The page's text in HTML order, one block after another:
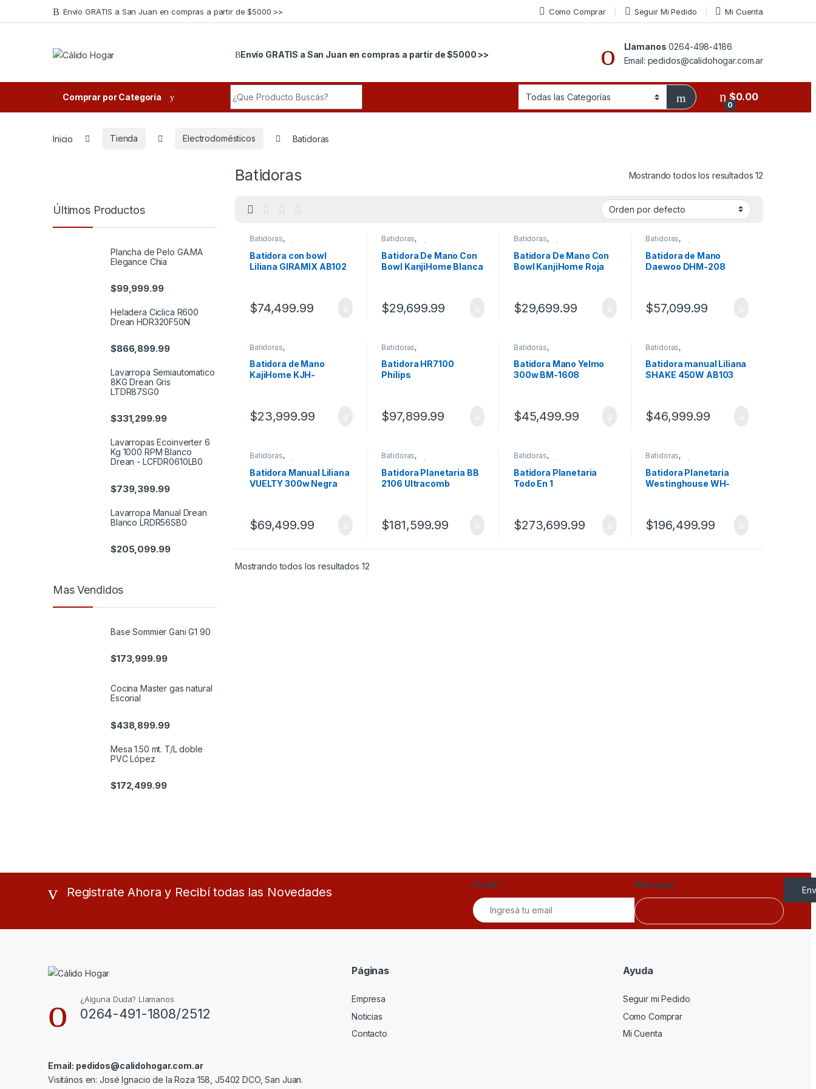
Skip to navigation
Skip to content Envío GRATIS a San Juan en compras a partir de $5000 >> Como Comprar Seguir Mi Pedido Mi Cuenta
Envío GRATIS a San Juan en compras a partir de $5000 >>
Llamanos 0264-498-4186
Email: pedidos@calidohogar.com.ar
Comprar por Categoría
0
$0.00
Inicio Tienda Electrodomésticos Batidoras
Batidoras Mostrando todos los resultados 12
Batidoras,
Electrodomésticos
Batidora con bowl
Liliana GIRAMIX AB102
$74,499.99
Batidoras,
Electrodomésticos
Batidora De Mano Con
Bowl KanjiHome Blanca
$29,699.99
Batidoras,
Electrodomésticos
Batidora De Mano Con
Bowl KanjiHome Roja
$29,699.99
Batidoras,
Electrodomésticos
Batidora de Mano
Daewoo DHM-208
$57,099.99
Batidoras,
Electrodomésticos
Batidora de Mano
KajiHome KJH-
$23,999.99
Batidoras,
Electrodomésticos
Batidora HR7100
Philips
$97,899.99
Batidoras,
Electrodomésticos
Batidora Mano Yelmo
300w BM-1608
$45,499.99
Batidoras,
Electrodomésticos
Batidora manual Liliana
SHAKE 450W AB103
$46,999.99
Batidoras,
Electrodomésticos
Batidora Manual Liliana
VUELTY 300w Negra
$69,499.99
Batidoras,
Electrodomésticos
Batidora Planetaria BB
2106 Ultracomb
$181,599.99
Batidoras,
Electrodomésticos
Batidora Planetaria
Todo En 1
$273,699.99
Batidoras,
Electrodomésticos
Batidora Planetaria
Westinghouse WH-
$196,499.99
Mostrando todos los resultados 12
Últimos Productos
Plancha de Pelo GA.MA
Elegance Chia
$99,999.99
Heladera Ciclica R600
Drean HDR320F50N
$866,899.99
Lavarropa Semiautomatico
8KG Drean Gris
LTDR87SG0
$331,299.99
Lavarropas Ecoinverter 6
Kg 1000 RPM Blanco
Drean - LCFDR0610LB0
$739,399.99
Lavarropa Manual Drean
Blanco LRDR56SB0
$205,099.99
Mas Vendidos
Base Sommier Gani G1 90
$173,999.99
Cocina Master gas natural
Escorial
$438,899.99
Mesa 1.50 mt. T/L doble
PVC López
$172,499.99
Registrate Ahora y Recibí todas las Novedades
Email * Message
¿Alguna Duda? Llamanos
0264-491-1808/2512
Email: pedidos@calidohogar.com.ar
Visitános en: José Ignacio de la Roza 158, J5402 DCO, San Juan.
Páginas
Empresa
Noticias
Contacto
Ayuda
Seguir mi Pedido
Como Comprar
Mi Cuenta